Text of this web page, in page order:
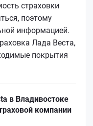
страховки
поэтому
информацией.
Лада Веста,
покрытия
в Владивостоке
компании